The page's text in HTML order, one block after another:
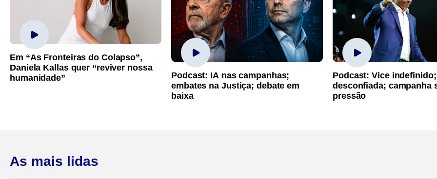
Em “As Fronteiras do Colapso”,
Daniela Kallas quer “reviver nossa
humanidade”
Podcast: IA nas campanhas;
embates na Justiça; debate em
baixa
Podcast: Vice
desconfiada; campanha
pressão
As mais lidas